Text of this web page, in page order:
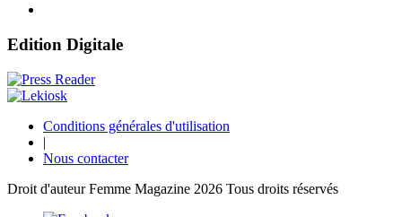
Edition Digitale
Conditions générales d'utilisation
|
Nous contacter
Droit d'auteur Femme Magazine 2026 Tous droits réservés